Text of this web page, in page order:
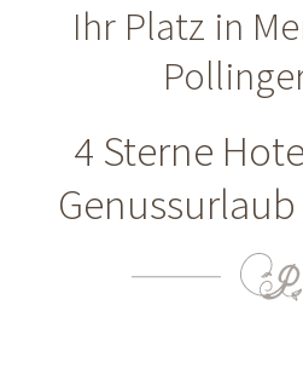
Ihr Platz in
4 Sterne